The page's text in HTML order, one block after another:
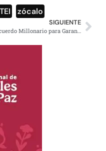
zócalo
SIGUIENTE
Acuerdo Millonario para Garantizar Mundial Gratuito en CDMX